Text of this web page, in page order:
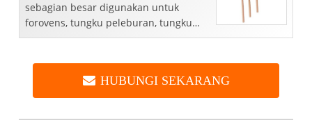
sebagian besar digunakan untuk
forovens, tungku peleburan, tungku
keramik dan kaca, serta ...
HUBUNGI SEKARANG